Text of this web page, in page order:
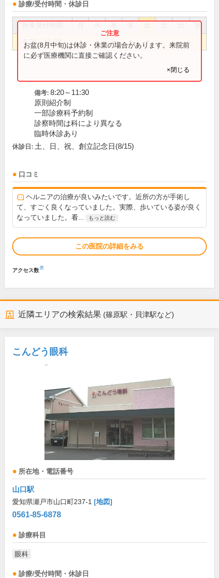
診療/受付時間・休診日
祝
8:20～11:30 ● ● ● ● ●
お盆(8月中旬)は休診・休業の場合があります。来院前
に必ず医療機関に直接ご確認ください。
×閉じる
備考: 8:20～11:30
原則紹介制
一部診療科予約制
診察時間は科により異なる
臨時休診あり
休診日: 土、日、祝、創立記念日(8/15)
口コミ
ヘルニアの治療が良いみたいです。近所の方が手術し
て、すごく良くなっていました。実際、歩いている姿が良く
なっていました。看...
もっと読む
この医院の詳細をみる
アクセス数※
近隣エリアの検索結果 (篠原駅・貝津駅など)
こんどう眼科
所在地・電話番号
山口駅
愛知県瀬戸市山口町237-1 [地図]
0561-85-6878
診療科目
眼科
診療/受付時間・休診日